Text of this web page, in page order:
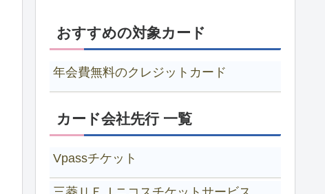
おすすめの対象カード
年会費無料のクレジットカード
カード会社先行 一覧
Vpassチケット